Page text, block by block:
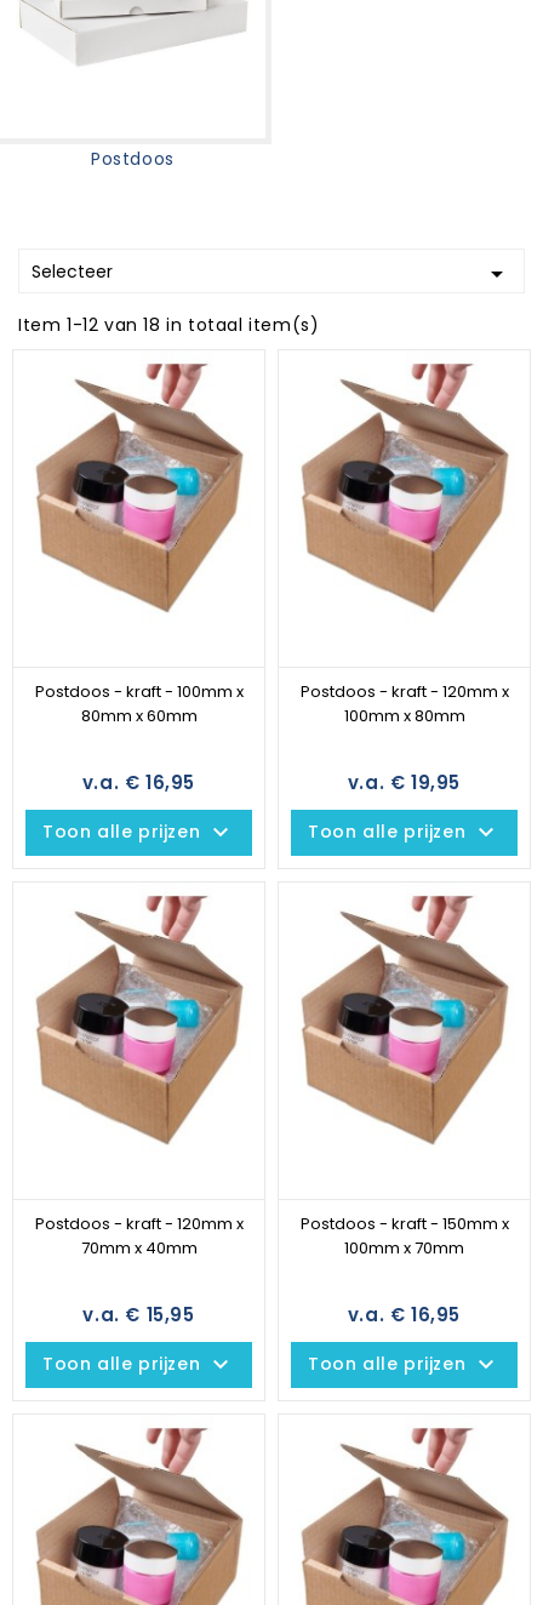
Postdoos
Selecteer 
Item 1-12 van 18 in totaal item(s)
Postdoos - kraft - 100mm x
80mm x 60mm
v.a. € 16,95
Toon alle prijzen keyboard_arrow_down
Postdoos - kraft - 120mm x
100mm x 80mm
v.a. € 19,95
Toon alle prijzen keyboard_arrow_down
Postdoos - kraft - 120mm x
70mm x 40mm
v.a. € 15,95
Toon alle prijzen keyboard_arrow_down
Postdoos - kraft - 150mm x
100mm x 70mm
v.a. € 16,95
Toon alle prijzen keyboard_arrow_down